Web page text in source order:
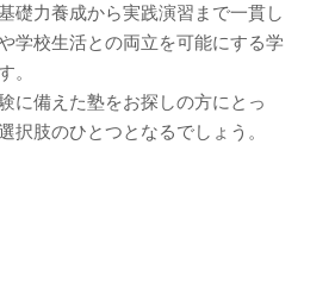
礎力養成から実践演習まで一貫し
学校生活との両立を可能にする学
。
に備えた塾をお探しの方にとっ
択肢のひとつとなるでしょう。